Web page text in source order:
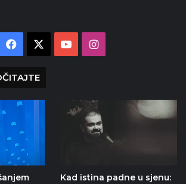
Facebook YouTubeInstagram
Kad istina padne u sjenu: